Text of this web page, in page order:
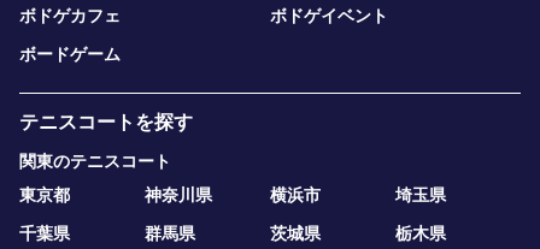
ボドゲカフェ
ボドゲイベント
ボードゲーム
テニスコートを探す
関東のテニスコート
東京都
神奈川県 横浜市
埼玉県
千葉県
群馬県 茨城県 栃木県